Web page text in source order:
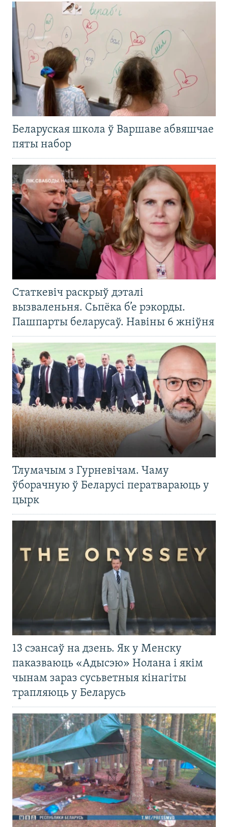
Беларуская школа ў Варшаве абвяшчае
пяты набор
Статкевіч раскрыў дэталі
вызваленьня. Сьпёка б’е рэкорды.
Пашпарты беларусаў. Навіны 6 жніўня
Тлумачым з Гурневічам. Чаму
ўборачную ў Беларусі ператвараюць у
цырк
13 сэансаў на дзень. Як у Менску
паказваюць «Адысэю» Нолана і якім
чынам зараз сусьветныя кінагіты
трапляюць у Беларусь